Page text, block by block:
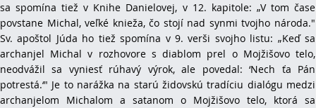
sa spomína tiež v Knihe Danielovej, v 12. kapitole: „V tom čase
povstane Michal, veľké knieža, čo stojí nad synmi tvojho národa."
Sv. apoštol Júda ho tiež spomína v 9. verši svojho listu: „Keď sa
archanjel Michal v rozhovore s diablom prel o Mojžišovo telo,
neodvážil sa vyniesť rúhavý výrok, ale povedal: ‘Nech ťa Pán
potrestá.‘" Je to narážka na starú židovskú tradíciu dialógu medzi
archanjelom Michalom a satanom o Mojžišovo telo, ktorá sa